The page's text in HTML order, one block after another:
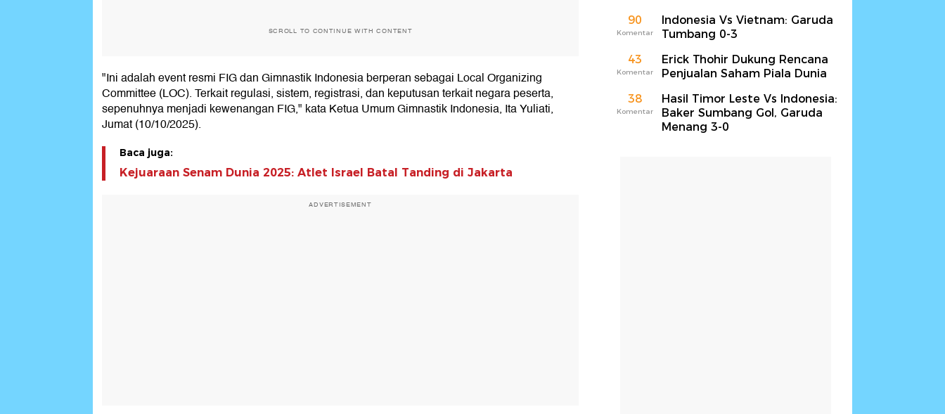
SCROLL TO CONTINUE WITH CONTENT
"Ini adalah event resmi FIG dan Gimnastik Indonesia berperan sebagai Local Organizing
Committee (LOC). Terkait regulasi, sistem, registrasi, dan keputusan terkait negara peserta,
sepenuhnya menjadi kewenangan FIG," kata Ketua Umum Gimnastik Indonesia, Ita Yuliati,
Jumat (10/10/2025).
Baca juga:
Kejuaraan Senam Dunia 2025: Atlet Israel Batal Tanding di Jakarta
ADVERTISEMENT
90
Komentar
Indonesia Vs Vietnam: Garuda
Tumbang 0-3
43
Komentar
Erick Thohir Dukung Rencana
Penjualan Saham Piala Dunia
38
Komentar
Hasil Timor Leste Vs Indonesia:
Baker Sumbang Gol, Garuda
Menang 3-0